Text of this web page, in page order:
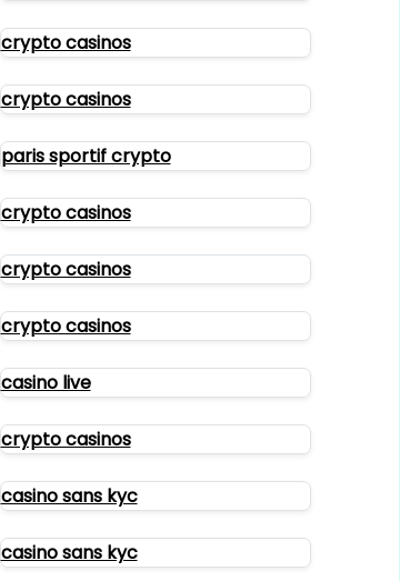
crypto casinos
crypto casinos
paris sportif crypto
crypto casinos
crypto casinos
crypto casinos
casino live
crypto casinos
casino sans kyc
casino sans kyc